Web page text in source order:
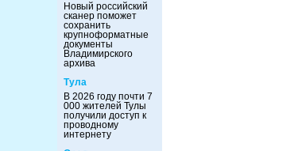
Новый российский
сканер поможет
сохранить
крупноформатные
документы
Владимирского
архива
Тула
В 2026 году почти 7
000 жителей Тулы
получили доступ к
проводному
интернету